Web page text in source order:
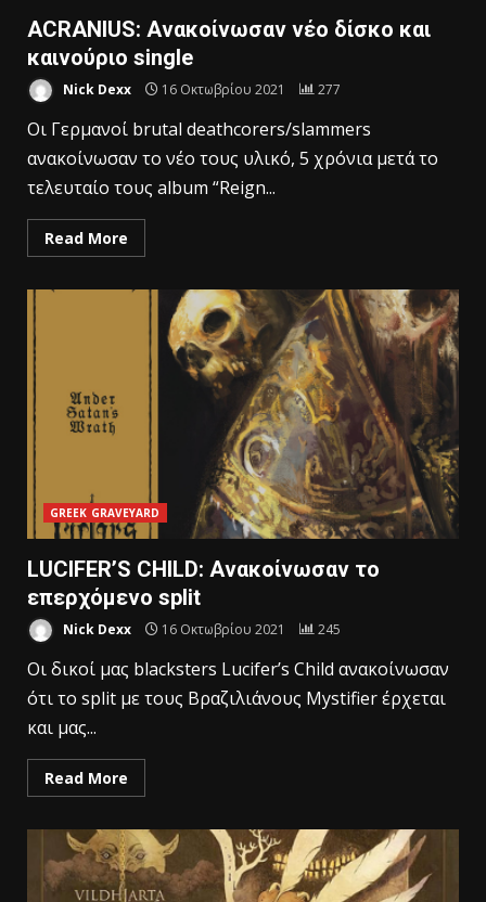
ACRANIUS: Ανακοίνωσαν νέο δίσκο και
καινούριο single
Nick Dexx 16 Οκτωβρίου 2021 277
Οι Γερμανοί brutal deathcorers/slammers
ανακοίνωσαν το νέο τους υλικό, 5 χρόνια μετά το
τελευταίο τους album “Reign...
Read More
GREEK GRAVEYARD
LUCIFER’S CHILD: Ανακοίνωσαν το
επερχόμενο split
Nick Dexx 16 Οκτωβρίου 2021 245
Οι δικοί μας blacksters Lucifer’s Child ανακοίνωσαν
ότι το split με τους Βραζιλιάνους Mystifier έρχεται
και μας...
Read More